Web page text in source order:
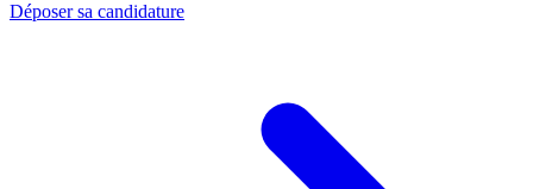
Déposer sa candidature